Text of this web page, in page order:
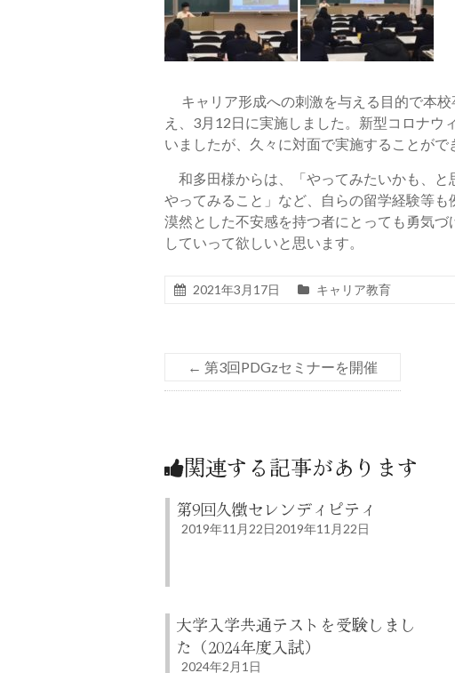
キャリア形成への刺激を与える目的で本校
え、3月12日に実施しました。新型コロナウ
いましたが、久々に対面で実施することがで
和多田様からは、「やってみたいかも、と
やってみること」など、自らの留学経験等
漠然とした不安感を持つ者にとっても勇気
していって欲しいと思います。
2021年3月17日 キャリア教育
← 第3回PDGzセミナーを開催
関連する記事があります
第9回久徴セレンディピティ
2019年11月22日2019年11月22日
大学入学共通テストを受験しまし
た（2024年度入試）
2024年2月1日